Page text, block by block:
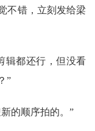
不错，立刻发给梁
辑都还行，但没看
”
的顺序拍的。”